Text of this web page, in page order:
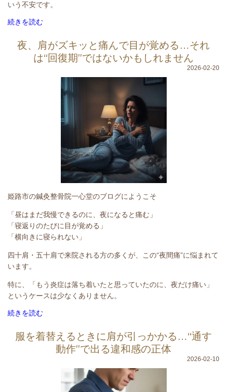
いう不安です。
続きを読む
夜、肩がズキッと痛んで目が覚める…それ
は“回復期”ではないかもしれません
2026-02-20
姫路市の鍼灸整骨院一心堂のブログにようこそ
「昼はまだ我慢できるのに、夜になると痛む」
「寝返りのたびに目が覚める」
「横向きに寝られない」
四十肩・五十肩で来院される方の多くが、この“夜間痛”に悩まれて
います。
特に、
「もう炎症は落ち着いたと思っていたのに、夜だけ痛い」
というケースは少なくありません。
続きを読む
服を着替えるときに肩が引っかかる…“通す
動作”で出る違和感の正体
2026-02-10